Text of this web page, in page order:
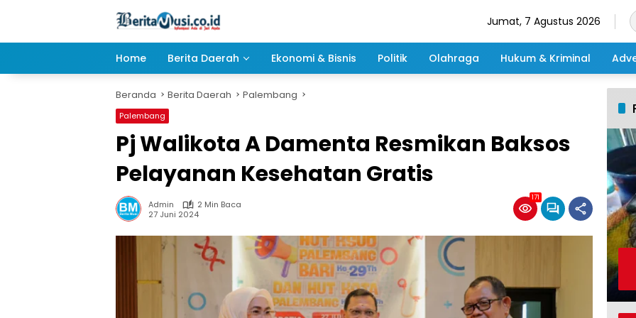
Jumat, 7 Agustus 2026
Home Berita Daerah Ekonomi & Bisnis Politik Olahraga Hukum & Kriminal
Beranda Berita Daerah Palembang
Palembang
Pj Walikota A Damenta Resmikan Baksos
Pelayanan Kesehatan Gratis
Admin
2 Min Baca
27 Juni 2024
171